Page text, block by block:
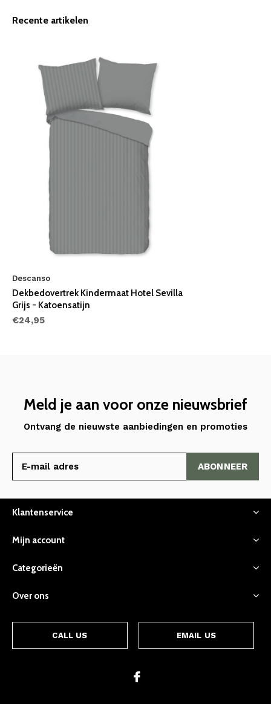
Recente artikelen
Descanso
Dekbedovertrek Kindermaat Hotel Sevilla
Grijs - Katoensatijn
€24,95
Meld je aan voor onze nieuwsbrief
Ontvang de nieuwste aanbiedingen en promoties
ABONNEER
Klantenservice
Mijn account
Categorieën
Over ons
CALL US EMAIL US